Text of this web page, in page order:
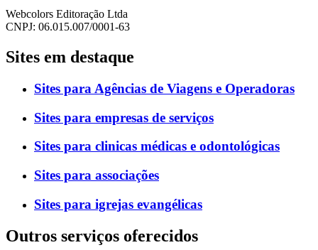
Webcolors Editoração Ltda
CNPJ: 06.015.007/0001-63
Sites em destaque
Sites para Agências de Viagens e Operadoras
Sites para empresas de serviços
Sites para clinicas médicas e odontológicas
Sites para associações
Sites para igrejas evangélicas
Outros serviços oferecidos